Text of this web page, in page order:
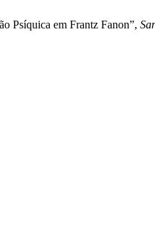
Psíquica em Frantz Fanon”,